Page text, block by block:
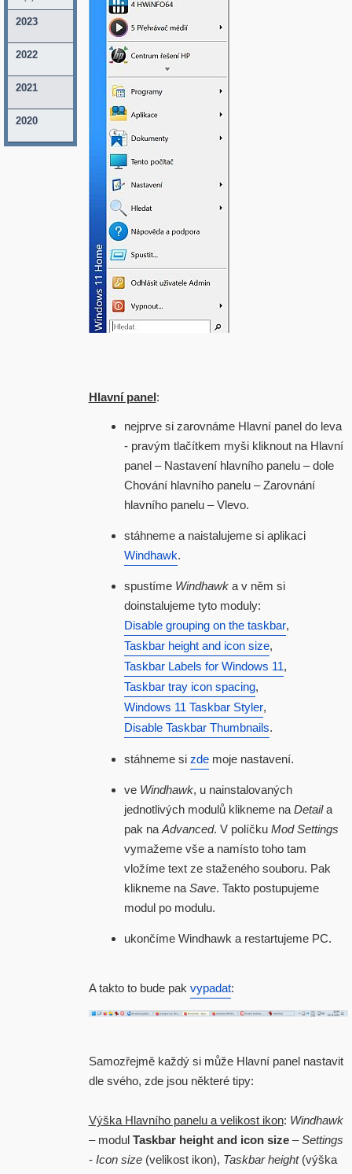
2023
2022
2021
2020
Hlavní panel:
nejprve si zarovnáme Hlavní panel do leva
- pravým tlačítkem myši kliknout na Hlavní
panel – Nastavení hlavního panelu – dole
Chování hlavního panelu – Zarovnání
hlavního panelu – Vlevo.
stáhneme a naistalujeme si aplikaci
Windhawk.
spustíme Windhawka v něm si
doinstalujeme tyto moduly:
Disable grouping on the taskbar,
Taskbar height and icon size,
Taskbar Labels for Windows 11,
Taskbar tray icon spacing,
Windows 11 Taskbar Styler,
Disable Taskbar Thumbnails.
stáhneme si zdemoje nastavení.
ve Windhawk, u nainstalovaných
jednotlivých modulů klikneme na Detaila
pak na Advanced. V políčku Mod Settings
vymažeme vše a namísto toho tam
vložíme text ze staženého souboru. Pak
klikneme na Save. Takto postupujeme
modul po modulu.
ukončíme Windhawk a restartujeme PC.
A takto to bude pak vypadat:
Samozřejmě každý si může Hlavní panel nastavit
dle svého, zde jsou některé tipy:
Výška Hlavního panelu a velikost ikon: Windhawk
– modul Taskbar height and icon size–Settings
- Icon size(velikost ikon), Taskbar height(výška